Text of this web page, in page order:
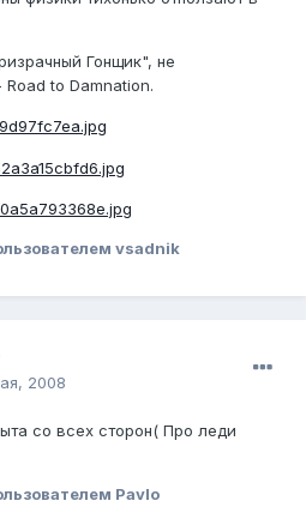
Гонщик", не
to Damnation.
vsadnik
2008
со всех сторон( Про леди
Pavlo